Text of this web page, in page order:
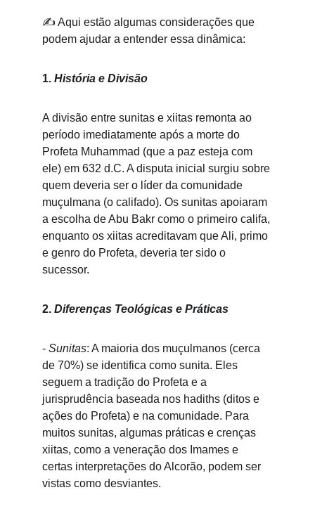
✍️ Aqui estão algumas considerações que
podem ajudar a entender essa dinâmica:
1. História e Divisão
A divisão entre sunitas e xiitas remonta ao
período imediatamente após a morte do
Profeta Muhammad (que a paz esteja com
ele) em 632 d.C. A disputa inicial surgiu sobre
quem deveria ser o líder da comunidade
muçulmana (o califado). Os sunitas apoiaram
a escolha de Abu Bakr como o primeiro califa,
enquanto os xiitas acreditavam que Ali, primo
e genro do Profeta, deveria ter sido o
sucessor.
2. Diferenças Teológicas e Práticas
- Sunitas: A maioria dos muçulmanos (cerca
de 70%) se identifica como sunita. Eles
seguem a tradição do Profeta e a
jurisprudência baseada nos hadiths (ditos e
ações do Profeta) e na comunidade. Para
muitos sunitas, algumas práticas e crenças
xiitas, como a veneração dos Imames e
certas interpretações do Alcorão, podem ser
vistas como desviantes.